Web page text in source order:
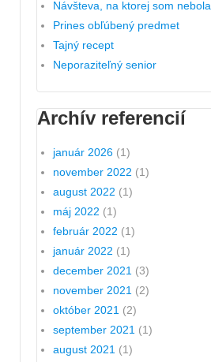
Návšteva, na ktorej som nebola
Prines obľúbený predmet
Tajný recept
Neporaziteľný senior
Archív referencií
január 2026 (1)
november 2022 (1)
august 2022 (1)
máj 2022 (1)
február 2022 (1)
január 2022 (1)
december 2021 (3)
november 2021 (2)
október 2021 (2)
september 2021 (1)
august 2021 (1)